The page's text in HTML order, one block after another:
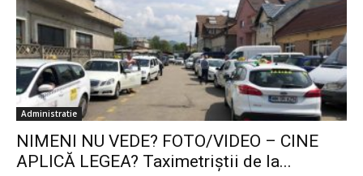
Administratie
NIMENI NU VEDE? FOTO/VIDEO – CINE
APLICĂ LEGEA? Taximetriștii de la...